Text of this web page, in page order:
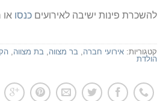
להשכרת פינות ישיבה לאירועים כנסו או
קטגוריות: אירועי חברה, בר מצווה, בת מצווה,
הולדת